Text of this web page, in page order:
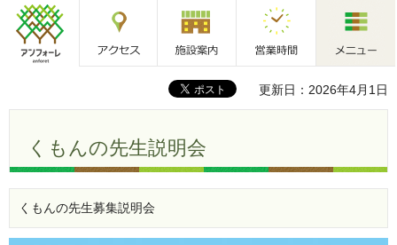
アンフォーレ 施設案内 営業時間
更新日：2026年4月1日
くもんの先生説明会
くもんの先生募集説明会